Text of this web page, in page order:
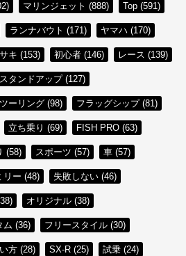
マリンジェット (888) Top (591)
ランナバウト (171) ヤマハ (170)
キ (153) 初心者 (146) レース (139)
スタンドアップ (127)
ツーリング (98) フラッグシップ (81)
立ち乗り (69) FISH PRO (63)
(58) スポーツ (57) 車 (57)
リー (48) 失敗しない (46)
オリジナル (38)
ム (36) フリースタイル (30)
方 (28) SX-R (25) 試乗 (24)